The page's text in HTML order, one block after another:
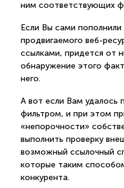
ним соответствующих
Если Вы сами
продвигаемого веб-
ссылками, придется от
обнаружение этого
него.
А вот если Вам удалось
фильтром, и при этом
«непорочности»
выполнить проверку
возможный ссылочный
которые таким
конкурента.